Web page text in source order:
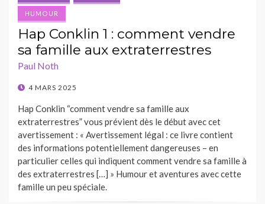
HUMOUR
Hap Conklin 1 : comment vendre
sa famille aux extraterrestres
Paul Noth
POSTED
4 MARS 2025
Hap Conklin “comment vendre sa famille aux
extraterrestres” vous prévient dès le début avec cet
avertissement : « Avertissement légal : ce livre contient
des informations potentiellement dangereuses – en
particulier celles qui indiquent comment vendre sa famille à
des extraterrestres […] » Humour et aventures avec cette
famille un peu spéciale.